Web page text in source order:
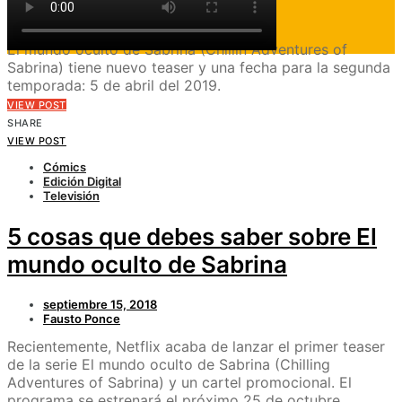
diciembre 2, 2018
El mundo oculto de Sabrina (Chillin Adventures of
Sabrina) tiene nuevo teaser y una fecha para la segunda
temporada: 5 de abril del 2019.
VIEW POST
SHARE
VIEW POST
Cómics
Edición Digital
Televisión
5 cosas que debes saber sobre El
mundo oculto de Sabrina
septiembre 15, 2018
Fausto Ponce
Recientemente, Netflix acaba de lanzar el primer teaser
de la serie El mundo oculto de Sabrina (Chilling
Adventures of Sabrina) y un cartel promocional. El